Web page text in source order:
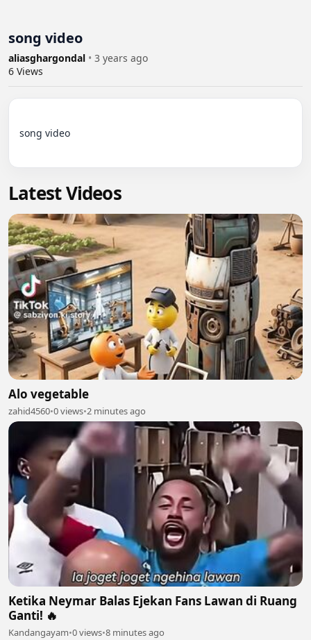
song video
aliasghargondal • 3 years ago
6 Views
song video
Latest Videos
Alo vegetable
zahid4560•0 views•2 minutes ago
Ketika Neymar Balas Ejekan Fans Lawan di Ruang
Ganti! 🔥
Kandangayam•0 views•8 minutes ago